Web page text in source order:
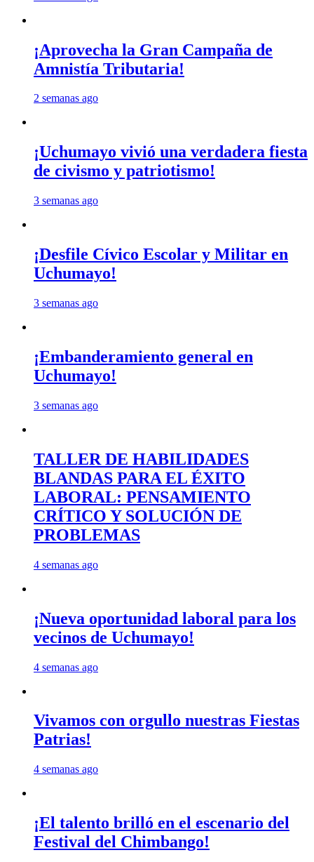
¡Aprovecha la Gran Campaña de
Amnistía Tributaria!
2 semanas ago
¡Uchumayo vivió una verdadera fiesta
de civismo y patriotismo!
3 semanas ago
¡Desfile Cívico Escolar y Militar en
Uchumayo!
3 semanas ago
¡Embanderamiento general en
Uchumayo!
3 semanas ago
TALLER DE HABILIDADES
BLANDAS PARA EL ÉXITO
LABORAL: PENSAMIENTO
CRÍTICO Y SOLUCIÓN DE
PROBLEMAS
4 semanas ago
¡Nueva oportunidad laboral para los
vecinos de Uchumayo!
4 semanas ago
Vivamos con orgullo nuestras Fiestas
Patrias!
4 semanas ago
¡El talento brilló en el escenario del
Festival del Chimbango!